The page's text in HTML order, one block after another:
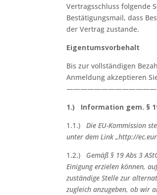
Vertragsschluss folgende
Bestätigungsmail, dass
der Vertrag zustande.
Eigentumsvorbehalt
Bis zur vollständigen
Anmeldung akzeptieren
1.) Information gem. §
1.1.)Die EU-Kommission
unter dem Link „http://
1.2.) Gemäß § 19 Abs 3
Einigung erzielen können,
zuständige Stelle zur
zugleich anzugeben, ob wir